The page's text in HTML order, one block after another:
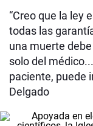
“Creo que la ley
todas las
una muerte
solo del
paciente, puede
Delgado